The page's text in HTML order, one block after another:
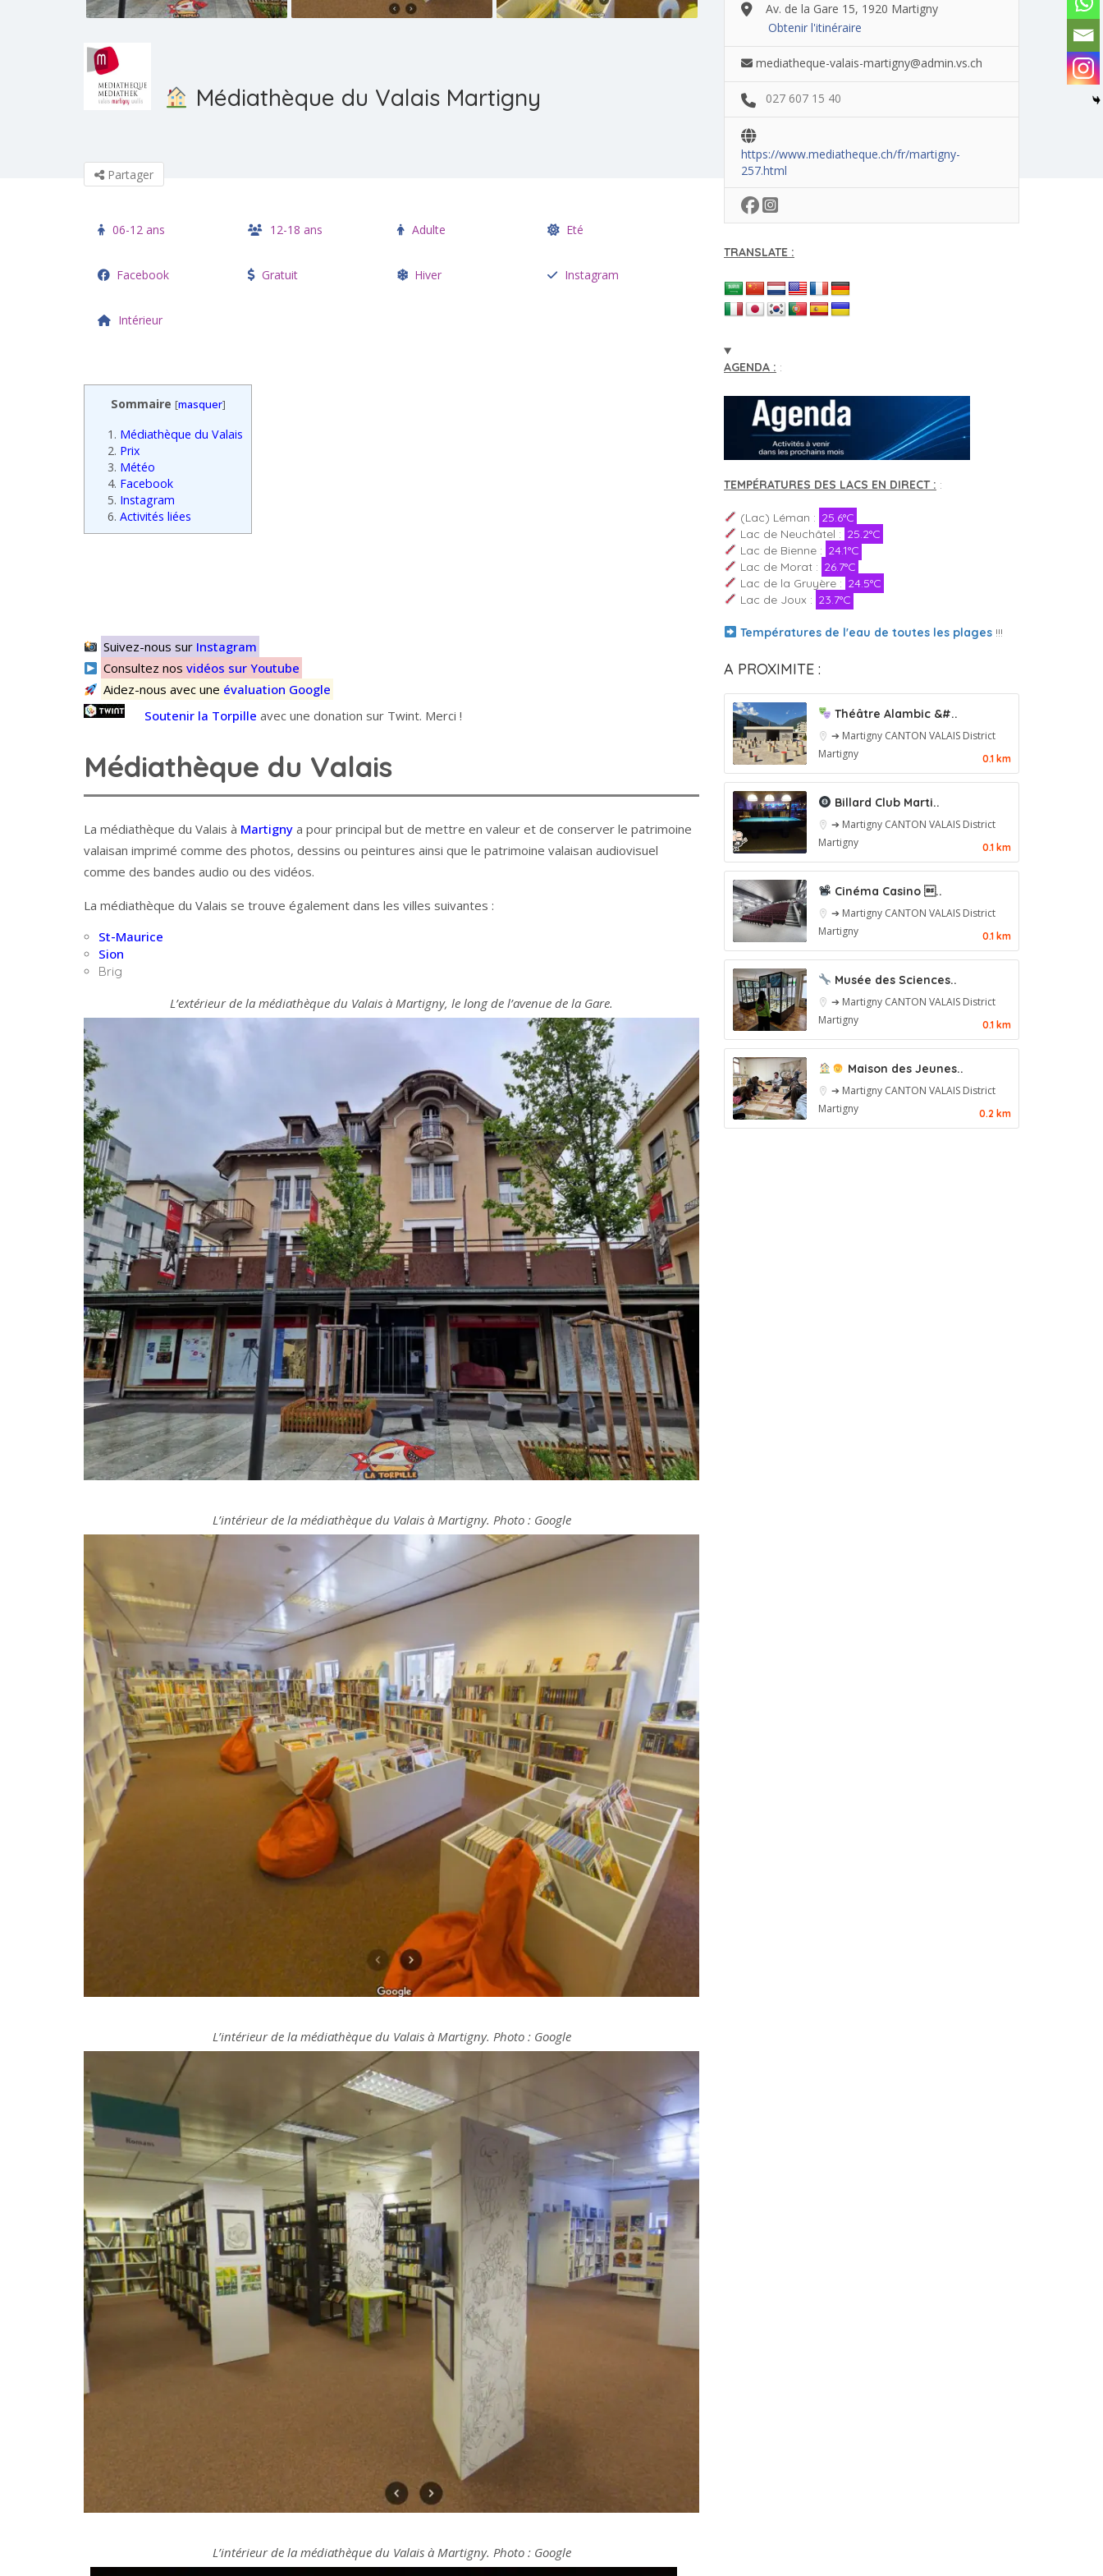
Médiathèque du Valais Martigny
Partager
06-12 ans 12-18 ans Adulte Eté
Facebook Gratuit Hiver Instagram
Intérieur
Sommaire [masquer]
1. Médiathèque du Valais
2. Prix
3. Météo
4. Facebook
5. Instagram
6. Activités liées
Suivez-nous sur Instagram
Consultez nosvidéos sur Youtube
Aidez-nous avec une évaluation Google
Soutenir la Torpille avec une donation sur Twint. Merci !
Médiathèque du Valais
La médiathèque du Valais à Martigny a pour principal but de mettre en valeur et de conserver le patrimoine
valaisan imprimé comme des photos, dessins ou peintures ainsi que le patrimoine valaisan audiovisuel
comme des bandes audio ou des vidéos.
La médiathèque du Valais se trouve également dans les villes suivantes :
St-Maurice
Sion
Brig
L’extérieur de la médiathèque du Valais à Martigny, le long de l’avenue de la Gare.
L’intérieur de la médiathèque du Valais à Martigny. Photo : Google
L’intérieur de la médiathèque du Valais à Martigny. Photo : Google
L’intérieur de la médiathèque du Valais à Martigny. Photo : Google
Av. de la Gare 15, 1920 Martigny
Obtenir l'itinéraire
mediatheque-valais-martigny@admin.vs.ch
027 607 15 40
https://www.mediatheque.ch/fr/martigny-
257.html
TRANSLATE :
AGENDA : :
TEMPÉRATURES DES LACS EN DIRECT : :
(Lac) Léman : 25.6°C
Lac de Neuchâtel : 25.2°C
Lac de Bienne : 24.1°C
Lac de Morat : 26.7°C
Lac de la Gruyère : 24.5°C
Lac de Joux : 23.7°C
Températures de l'eau de toutes les plages!!!
A PROXIMITE :
Théâtre Alambic &#..
➔ Martigny CANTON VALAIS District
Martigny
0.1 km
Billard Club Marti..
➔ Martigny CANTON VALAIS District
Martigny
0.1 km
Cinéma Casino ..
➔ Martigny CANTON VALAIS District
Martigny
0.1 km
Musée des Sciences..
➔ Martigny CANTON VALAIS District
Martigny
0.1 km
Maison des Jeunes..
➔ Martigny CANTON VALAIS District
Martigny
0.2 km